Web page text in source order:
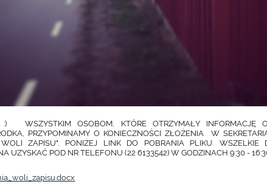
WSZYSTKIM OSOBOM, KTÓRE OTRZYMAŁY INFORMACJĘ O
PRZYPOMINAMY O KONIECZNOŚCI ZŁOŻENIA W
WOLI ZAPISU". PONIŻEJ LINK DO POBRANIA PLIKU. WSZELKIE
UZYSKAĆ POD NR TELEFONU (22 6133542)W GODZINACH 9:30 -